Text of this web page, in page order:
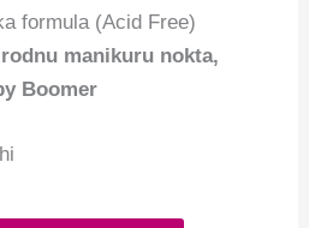
formula (Acid Free)
manikuru nokta,
Boomer